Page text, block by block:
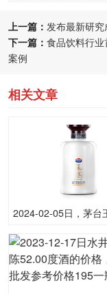
上一篇： 发布最新研究
下一篇： 食品饮料行
案例
相关文章
2024-02-05日，茅台
价格是多少呢？